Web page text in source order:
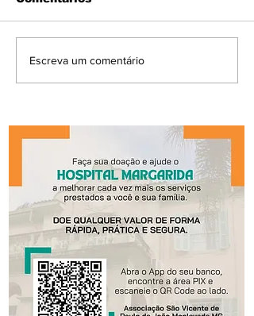
Escreva um comentário